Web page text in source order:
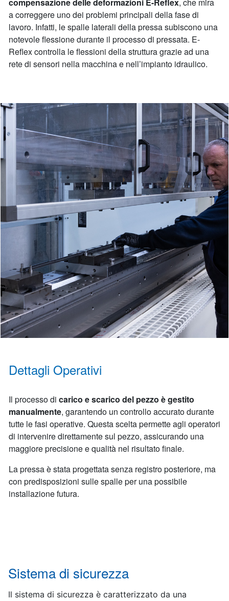
a correggere uno dei problemi principali della fase di
lavoro. Infatti, le spalle laterali della pressa subiscono una
notevole flessione durante il processo di pressata. E-
Reflex controlla le flessioni della struttura grazie ad una
rete di sensori nella macchina e nell’impianto idraulico.
Dettagli Operativi
Il processo di carico e scarico del pezzo è gestito
manualmente, garantendo un controllo accurato durante
tutte le fasi operative. Questa scelta permette agli operatori
di intervenire direttamente sul pezzo, assicurando una
maggiore precisione e qualità nel risultato finale.
La pressa è stata progettata senza registro posteriore, ma
con predisposizioni sulle spalle per una possibile
installazione futura.
Sistema di sicurezza
Il sistema di sicurezza è caratterizzato da una